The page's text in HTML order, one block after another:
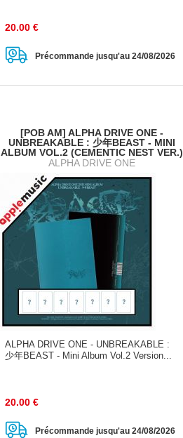
20.00 €
Précommande jusqu'au 24/08/2026
[POB AM] ALPHA DRIVE ONE -
UNBREAKABLE : 少年BEAST - MINI
ALBUM VOL.2 (CEMENTIC NEST VER.)
ALPHA DRIVE ONE
ALPHA DRIVE ONE - UNBREAKABLE :
少年BEAST - Mini Album Vol.2 Version...
20.00 €
Précommande jusqu'au 24/08/2026